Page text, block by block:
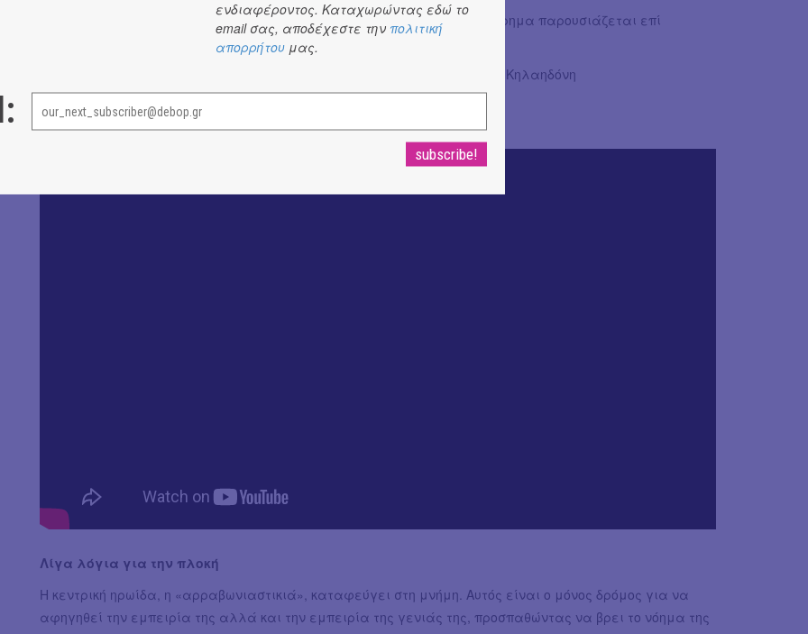
Να σημειωθεί ότι είναι η πρώτη φορά που το εμβληματικό αυτό μυθιστόρημα παρουσιάζεται επί
σκηνής.«Η αρραβωνιαστικιά του Αχιλλέα» της Άλκης Ζέη.
Η ιστορία μιας γυναίκας και η ιστορία της Ελλάδας μαζί με τη Γιασεμί Κηλαηδόνη
Σκηνοθεσία: Φώτης Μακρής
Προπώληση εδώ.
Λίγα λόγια για την πλοκή
Η κεντρική ηρωίδα, η «αρραβωνιαστικιά», καταφεύγει στη μνήμη. Αυτός είναι ο μόνος δρόμος για να
αφηγηθεί την εμπειρία της αλλά και την εμπειρία της γενιάς της, προσπαθώντας να βρει το νόημα της
ενδιαφέροντος. Καταχωρώντας εδώ το
email σας, αποδέχεστε την πολιτική
απορρήτου μας.